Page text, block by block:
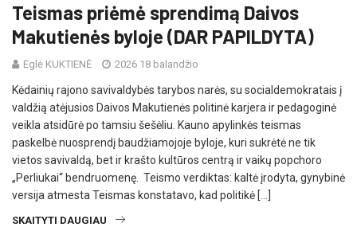
Teismas priėmė sprendimą Daivos
Makutienės byloje (DAR PAPILDYTA)
Eglė KUKTIENĖ 2026 18 balandžio
Kėdainių rajono savivaldybės tarybos narės, su socialdemokratais į
valdžią atėjusios Daivos Makutienės politinė karjera ir pedagoginė
veikla atsidūrė po tamsiu šešėliu. Kauno apylinkės teismas
paskelbė nuosprendį baudžiamojoje byloje, kuri sukrėtė ne tik
vietos savivaldą, bet ir krašto kultūros centrą ir vaikų popchoro
„Perliukai“ bendruomenę. Teismo verdiktas: kaltė įrodyta, gynybinė
versija atmesta Teismas konstatavo, kad politikė […]
SKAITYTI DAUGIAU